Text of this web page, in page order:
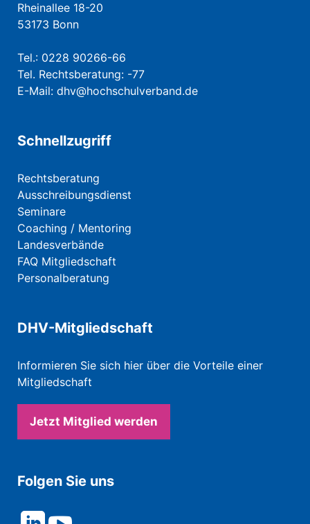
Rheinallee 18-20
53173 Bonn
Tel.: 0228 90266-66
Tel. Rechtsberatung: -77
E-Mail: dhv@hochschulverband.de
Schnellzugriff
Rechtsberatung
Ausschreibungsdienst
Seminare
Coaching / Mentoring
Landesverbände
FAQ Mitgliedschaft
Personalberatung
DHV-Mitgliedschaft
Informieren Sie sich hier über die Vorteile einer
Mitgliedschaft
Jetzt Mitglied werden
Folgen Sie uns